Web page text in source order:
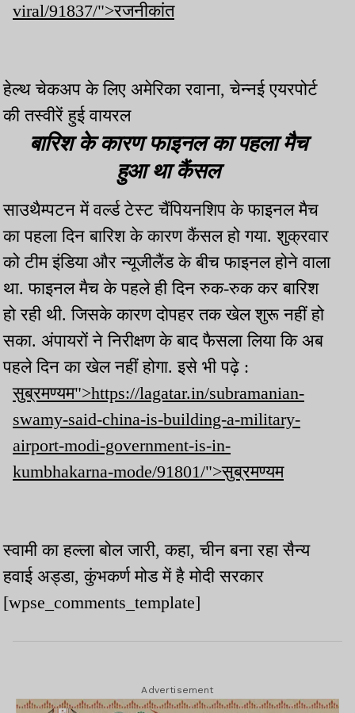
viral/91837/">रजनीकांत
हेल्थ चेकअप के लिए अमेरिका रवाना, चेन्नई एयरपोर्ट
की तस्वीरें हुई वायरल
बारिश के कारण फाइनल का पहला मैच
हुआ था कैंसल
साउथैम्पटन में वर्ल्ड टेस्ट चैंपियनशिप के फाइनल मैच
का पहला दिन बारिश के कारण कैंसल हो गया. शुक्रवार
को टीम इंडिया और न्यूजीलैंड के बीच फाइनल होने वाला
था. फाइनल मैच के पहले ही दिन रुक-रुक कर बारिश
हो रही थी. जिसके कारण दोपहर तक खेल शुरू नहीं हो
सका. अंपायरों ने निरीक्षण के बाद फैसला लिया कि अब
पहले दिन का खेल नहीं होगा. इसे भी पढ़े :
सुब्रमण्यम">https://lagatar.in/subramanian-
swamy-said-china-is-building-a-military-
airport-modi-government-is-in-
kumbhakarna-mode/91801/">सुब्रमण्यम
स्वामी का हल्ला बोल जारी, कहा, चीन बना रहा सैन्य
हवाई अड्डा, कुंभकर्ण मोड में है मोदी सरकार
[wpse_comments_template]
Advertisement